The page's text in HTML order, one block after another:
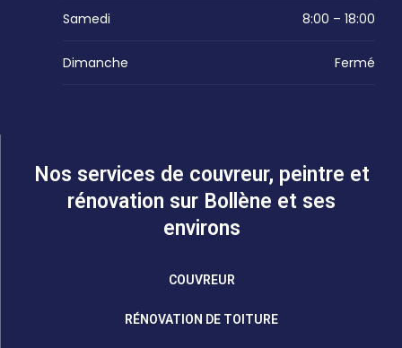
Samedi 8:00 – 18:00
Dimanche Fermé
Nos services de couvreur, peintre et
rénovation sur Bollène et ses
environs
COUVREUR
RÉNOVATION DE TOITURE